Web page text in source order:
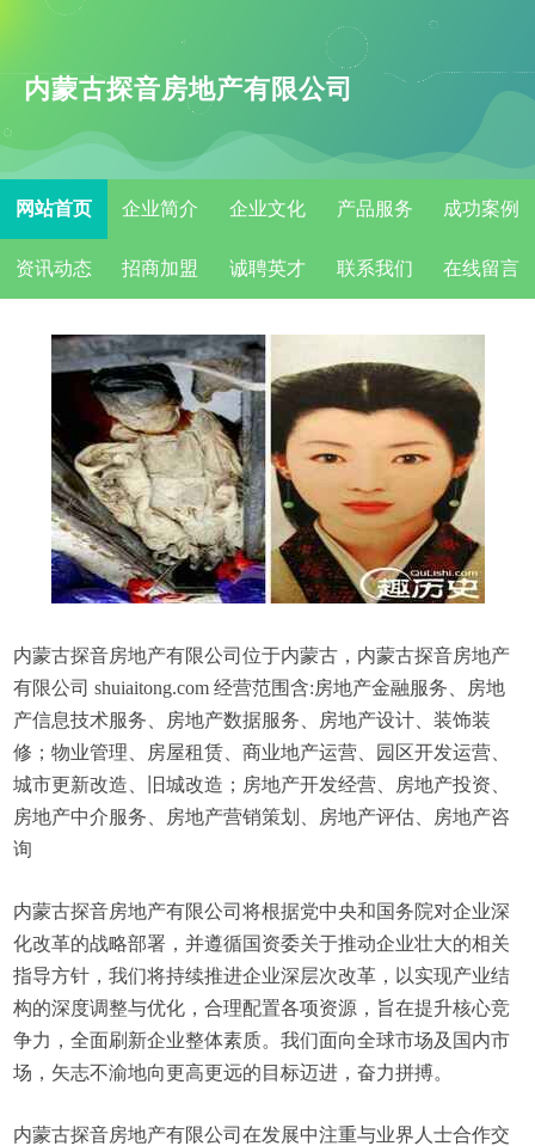
内蒙古探音房地产有限公司
网站首页 企业简介 企业文化 产品服务 成功案例
资讯动态 招商加盟 诚聘英才 联系我们 在线留言
内蒙古探音房地产有限公司位于内蒙古，内蒙古探音房地产
有限公司 shuiaitong.com 经营范围含:房地产金融服务、房地
产信息技术服务、房地产数据服务、房地产设计、装饰装
修；物业管理、房屋租赁、商业地产运营、园区开发运营、
城市更新改造、旧城改造；房地产开发经营、房地产投资、
房地产中介服务、房地产营销策划、房地产评估、房地产咨
询
内蒙古探音房地产有限公司将根据党中央和国务院对企业深
化改革的战略部署，并遵循国资委关于推动企业壮大的相关
指导方针，我们将持续推进企业深层次改革，以实现产业结
构的深度调整与优化，合理配置各项资源，旨在提升核心竞
争力，全面刷新企业整体素质。我们面向全球市场及国内市
场，矢志不渝地向更高更远的目标迈进，奋力拼搏。
内蒙古探音房地产有限公司在发展中注重与业界人士合作交